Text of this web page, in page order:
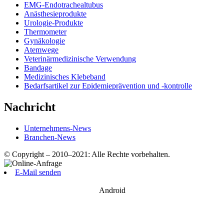
EMG-Endotrachealtubus
Anästhesieprodukte
Urologie-Produkte
Thermometer
Gynäkologie
Atemwege
Veterinärmedizinische Verwendung
Bandage
Medizinisches Klebeband
Bedarfsartikel zur Epidemieprävention und -kontrolle
Nachricht
Unternehmens-News
Branchen-News
© Copyright – 2010–2021: Alle Rechte vorbehalten.
E-Mail senden
Android